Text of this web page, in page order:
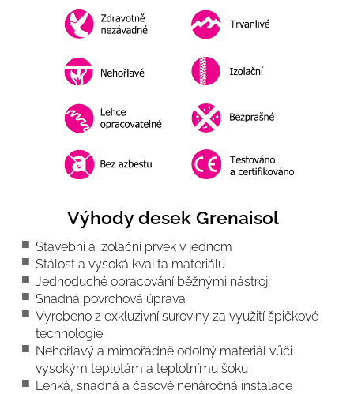
Výhody desek Grenaisol
Stavební a izolační prvek v jednom
Stálost a vysoká kvalita materiálu
Jednoduché opracování běžnými nástroji
Snadná povrchová úprava
Vyrobeno z exkluzivní suroviny za využití špičkové
technologie
Nehořlavý a mimořádně odolný materiál vůči
vysokým teplotám a teplotnímu šoku
Lehká, snadná a časově nenáročná instalace